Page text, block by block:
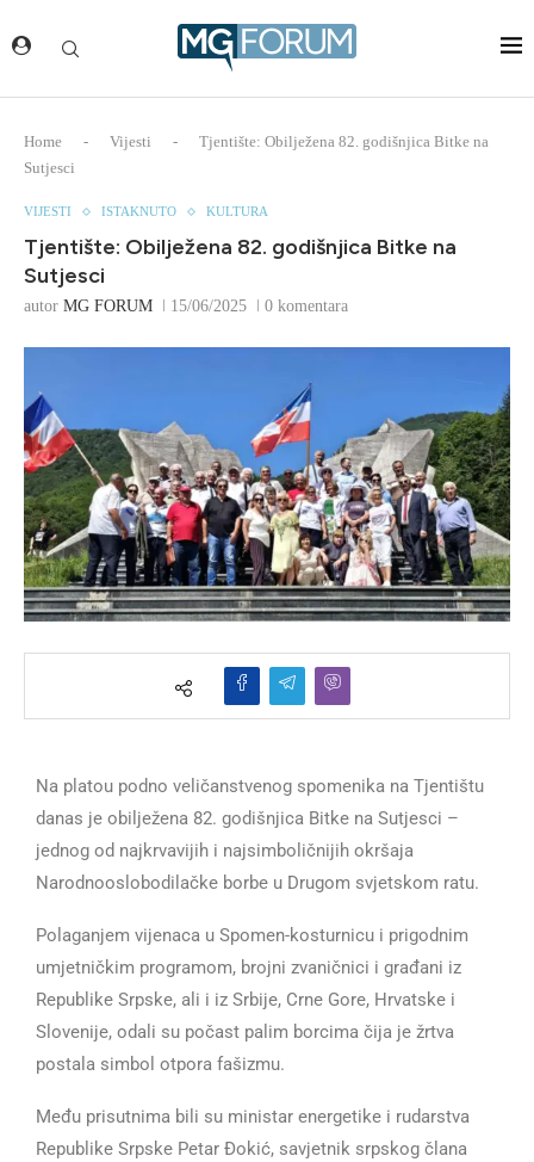
Home - Vijesti -
Tjentište: Obilježena 82. godišnjica Bitke na
Sutjesci
VIJESTI ISTAKNUTO KULTURA
Tjentište: Obilježena 82. godišnjica Bitke na
Sutjesci
autor MG FORUM 15/06/2025 0 komentara
Na platou podno veličanstvenog spomenika na Tjentištu
danas je obilježena 82. godišnjica Bitke na Sutjesci –
jednog od najkrvavijih i najsimboličnijih okršaja
Narodnooslobodilačke borbe u Drugom svjetskom ratu.
Polaganjem vijenaca u Spomen-kosturnicu i prigodnim
umjetničkim programom, brojni zvaničnici i građani iz
Republike Srpske, ali i iz Srbije, Crne Gore, Hrvatske i
Slovenije, odali su počast palim borcima čija je žrtva
postala simbol otpora fašizmu.
Među prisutnima bili su ministar energetike i rudarstva
Republike Srpske Petar Đokić, savjetnik srpskog člana